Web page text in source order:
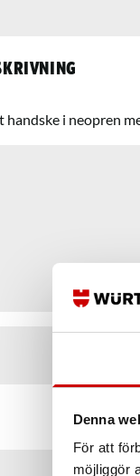
Denna
För att
möjliggör
i neopren